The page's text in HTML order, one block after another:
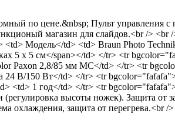
по цене.&nbsp; Пульт управления
магазин для слайдов.<br /> <br
Модель</td> <td> Braun Photo
5 х 5 см</span></td> </tr> <tr
Paxon 2,8/85 мм MC</td> </tr> <tr
В/150 Вт</td> </tr> <tr
<td> 1 год</td> </tr> <tr
высоты ножек). Защита от
охлаждения, защита от перегрева.<br /